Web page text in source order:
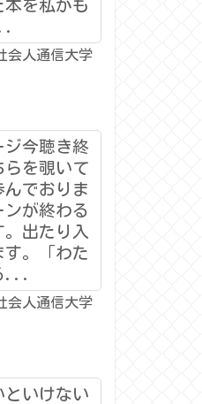
を私がも
会人通信大学
ジ今聴き終
らを覗いて
んでおりま
が終わる
出たり入
す。「わた
...
会人通信大学
といけない